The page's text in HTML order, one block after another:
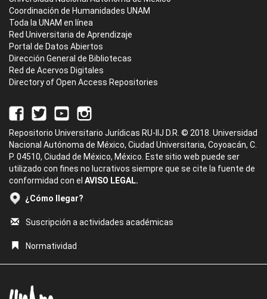
Coordinación de Humanidades UNAM
Toda la UNAM en línea
Red Universitaria de Aprendizaje
Portal de Datos Abiertos
Dirección General de Bibliotecas
Red de Acervos Digitales
Directory of Open Access Repositories
Repositorio Universitario Jurídicas RU-IIJ D.R. © 2018. Universidad
Nacional Autónoma de México, Ciudad Universitaria, Coyoacán, C.
P. 04510, Ciudad de México, México. Este sitio web puede ser
utilizado con fines no lucrativos siempre que se cite la fuente de
conformidad con el AVISO LEGAL.
¿Cómo llegar?
Suscripción a actividades académicas
Normatividad